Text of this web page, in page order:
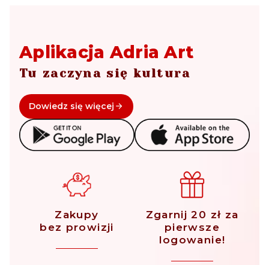
Aplikacja Adria Art
Tu zaczyna się kultura
Dowiedz się więcej
Zakupy
bez prowizji
Zgarnij 20 zł za
pierwsze
logowanie!